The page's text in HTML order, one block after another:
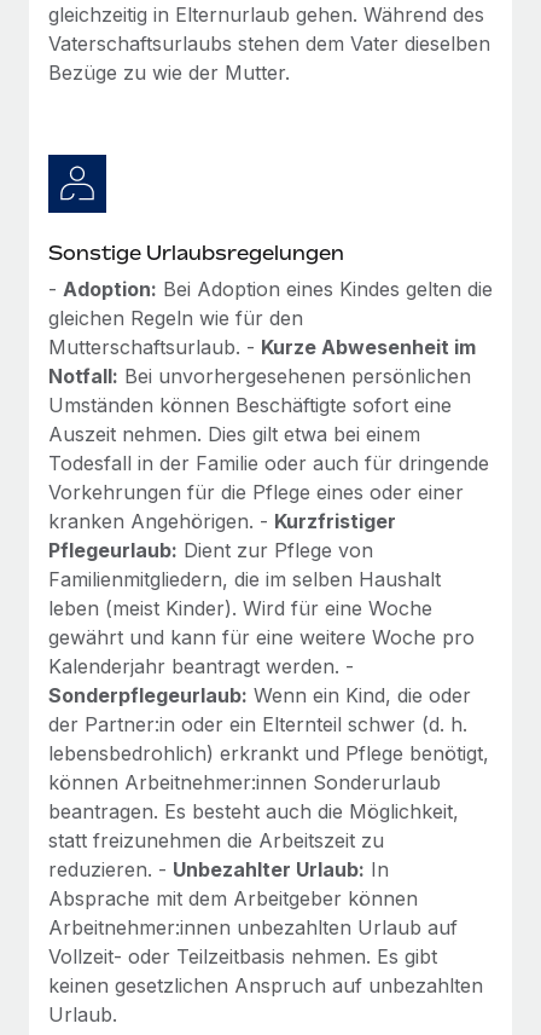
gleichzeitig in Elternurlaub gehen. Während des
Vaterschaftsurlaubs stehen dem Vater dieselben
Bezüge zu wie der Mutter.
Sonstige Urlaubsregelungen
- Adoption: Bei Adoption eines Kindes gelten die
gleichen Regeln wie für den
Mutterschaftsurlaub. - Kurze Abwesenheit im
Notfall: Bei unvorhergesehenen persönlichen
Umständen können Beschäftigte sofort eine
Auszeit nehmen. Dies gilt etwa bei einem
Todesfall in der Familie oder auch für dringende
Vorkehrungen für die Pflege eines oder einer
kranken Angehörigen. - Kurzfristiger
Pflegeurlaub: Dient zur Pflege von
Familienmitgliedern, die im selben Haushalt
leben (meist Kinder). Wird für eine Woche
gewährt und kann für eine weitere Woche pro
Kalenderjahr beantragt werden. -
Sonderpflegeurlaub: Wenn ein Kind, die oder
der Partner:in oder ein Elternteil schwer (d. h.
lebensbedrohlich) erkrankt und Pflege benötigt,
können Arbeitnehmer:innen Sonderurlaub
beantragen. Es besteht auch die Möglichkeit,
statt freizunehmen die Arbeitszeit zu
reduzieren. - Unbezahlter Urlaub: In
Absprache mit dem Arbeitgeber können
Arbeitnehmer:innen unbezahlten Urlaub auf
Vollzeit- oder Teilzeitbasis nehmen. Es gibt
keinen gesetzlichen Anspruch auf unbezahlten
Urlaub.